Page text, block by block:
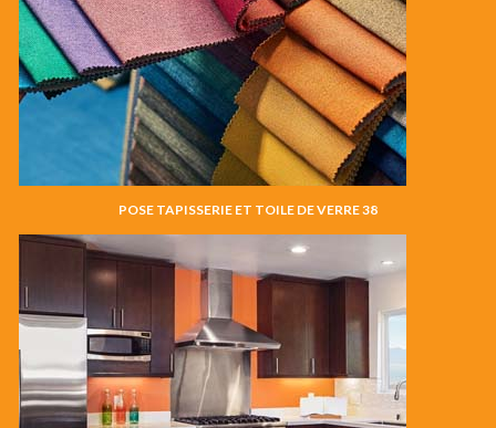
POSE TAPISSERIE ET TOILE DE VERRE 38